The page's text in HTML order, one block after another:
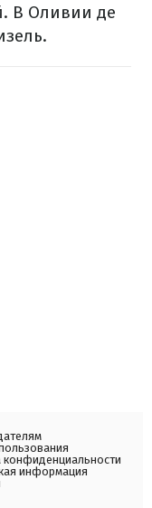
В Оливии де
конфиденциальности
информация